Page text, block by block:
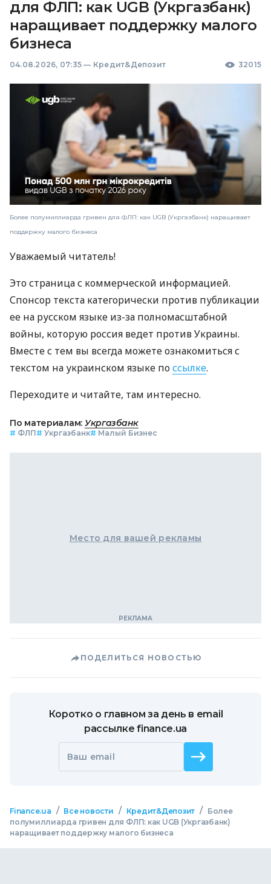
для ФЛП: как UGB (Укргазбанк)
наращивает поддержку малого
бизнеса
04.08.2026, 07:35 — Кредит&Депозит 32015
Более полумиллиарда гривен для ФЛП: как UGB (Укргазбанк) наращивает
поддержку малого бизнеса
Уважаемый читатель!
Это страница с коммерческой информацией.
Спонсор текста категорически против публикации
ее на русском языке из-за полномасштабной
войны, которую россия ведет против Украины.
Вместе с тем вы всегда можете ознакомиться с
текстом на украинском языке поссылке.
Переходите и читайте, там интересно.
По материалам: Укргазбанк
# ФЛП# Укргазбанк# Малый Бизнес
Место для вашей рекламы
ПОДЕЛИТЬСЯ НОВОСТЬЮ
Коротко о главном за день в email
рассылке finance.ua
Ваш email
Finance.ua / Все новости / Кредит&Депозит /
Более
полумиллиарда гривен для ФЛП: как UGB (Укргазбанк)
наращивает поддержку малого бизнеса